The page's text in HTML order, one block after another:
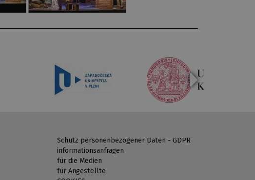
Schutz personenbezogener Daten - GDPR
informationsanfragen
für die Medien
für Angestellte